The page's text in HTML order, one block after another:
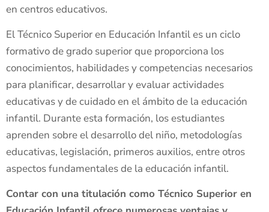
en centros educativos.
El Técnico Superior en Educación Infantil es un ciclo
formativo de grado superior que proporciona los
conocimientos, habilidades y competencias necesarios
para planificar, desarrollar y evaluar actividades
educativas y de cuidado en el ámbito de la educación
infantil. Durante esta formación, los estudiantes
aprenden sobre el desarrollo del niño, metodologías
educativas, legislación, primeros auxilios, entre otros
aspectos fundamentales de la educación infantil.
Contar con una titulación como Técnico Superior en